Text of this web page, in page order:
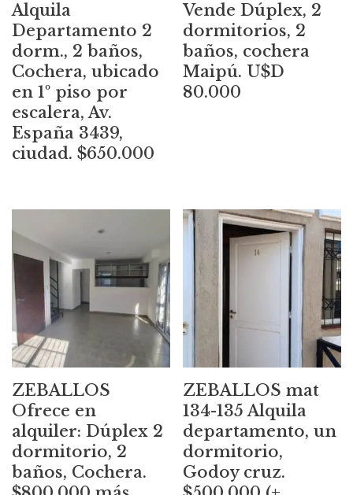
Alquila
Departamento 2
dorm., 2 baños,
Cochera, ubicado
en 1º piso por
escalera, Av.
España 3439,
ciudad. $650.000
Vende Dúplex, 2
dormitorios, 2
baños, cochera
Maipú. U$D
80.000
ZEBALLOS
Ofrece en
alquiler: Dúplex 2
dormitorio, 2
baños, Cochera.
ZEBALLOS mat
134-135 Alquila
departamento, un
dormitorio,
Godoy cruz.